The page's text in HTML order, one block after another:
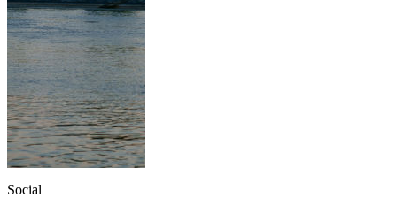
Social